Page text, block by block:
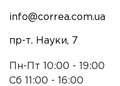
info@correa.com.ua
пр-т. Науки, 7
Пн-Пт 10:00 - 19:00
Сб 11:00 - 16:00